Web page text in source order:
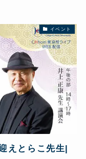
イベント
えとらこ先生|